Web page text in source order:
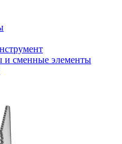
и сменные элементы